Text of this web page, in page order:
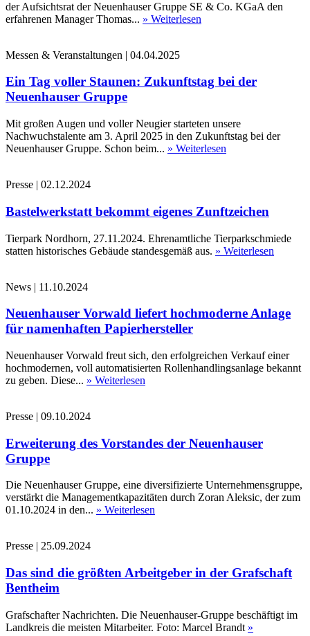
der Aufsichtsrat der Neuenhauser Gruppe SE & Co. KGaA den
erfahrenen Manager Thomas... » Weiterlesen
Messen & Veranstaltungen | 04.04.2025
Ein Tag voller Staunen: Zukunftstag bei der
Neuenhauser Gruppe
Mit großen Augen und voller Neugier starteten unsere
Nachwuchstalente am 3. April 2025 in den Zukunftstag bei der
Neuenhauser Gruppe. Schon beim... » Weiterlesen
Presse | 02.12.2024
Bastelwerkstatt bekommt eigenes Zunftzeichen
Tierpark Nordhorn, 27.11.2024. Ehrenamtliche Tierparkschmiede
statten historisches Gebäude standesgemäß aus. » Weiterlesen
News | 11.10.2024
Neuenhauser Vorwald liefert hochmoderne Anlage
für namenhaften Papierhersteller
Neuenhauser Vorwald freut sich, den erfolgreichen Verkauf einer
hochmodernen, voll automatisierten Rollenhandlingsanlage bekannt
zu geben. Diese... » Weiterlesen
Presse | 09.10.2024
Erweiterung des Vorstandes der Neuenhauser
Gruppe
Die Neuenhauser Gruppe, eine diversifizierte Unternehmensgruppe,
verstärkt die Managementkapazitäten durch Zoran Aleksic, der zum
01.10.2024 in den... » Weiterlesen
Presse | 25.09.2024
Das sind die größten Arbeitgeber in der Grafschaft
Bentheim
Grafschafter Nachrichten. Die Neuenhauser-Gruppe beschäftigt im
Landkreis die meisten Mitarbeiter. Foto: Marcel Brandt »